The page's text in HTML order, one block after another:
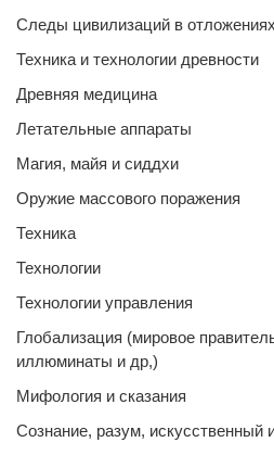
Следы цивилизаций в отложениях
Техника и технологии древности
Древняя медицина
Летательные аппараты
Магия, майя и сиддхи
Оружие массового поражения
Техника
Технологии
Технологии управления
Глобализация (мировое
иллюминаты и др,)
Мифология и сказания
Сознание, разум, искусственный